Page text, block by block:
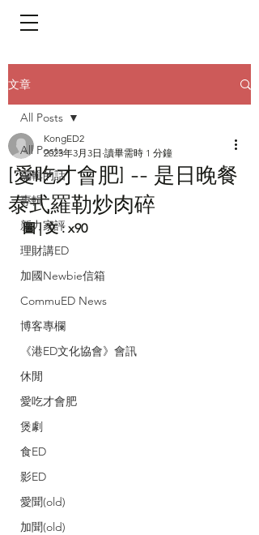
文章
All Posts
編輯的話
專輯
新力家評
理財講ED
加國Newbie信箱
CommuED News
博客專欄
《港ED文化協會》會訊
休閒
愛吃才會肥
煲劇
食ED
影ED
愛聞(old)
加聞(old)
All Posts
[愛吃才會肥] -- 是日晚餐
泰式羅勒炒肉碎
KongED2
2023年3月3日 讀畢需時 1 分鐘
圖 | 文 : x90